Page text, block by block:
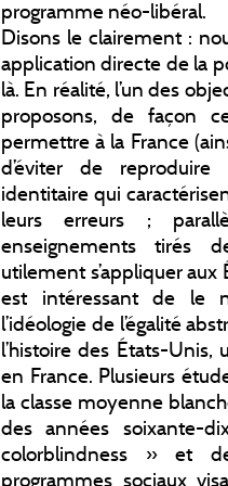
programme néo-libéral.
Disons le clairement :
application directe de la
là. En réalité, l’un des
proposons, de façon
permettre à la France
d’éviter de
identitaire qui
leurs erreurs ;
enseignements tirés
utilement s’appliquer
est intéressant de le
l’idéologie de l’égalité
l’histoire des États-Unis,
en France. Plusieurs
la classe moyenne
des années soixante-
colorblindness » et
programmes sociaux